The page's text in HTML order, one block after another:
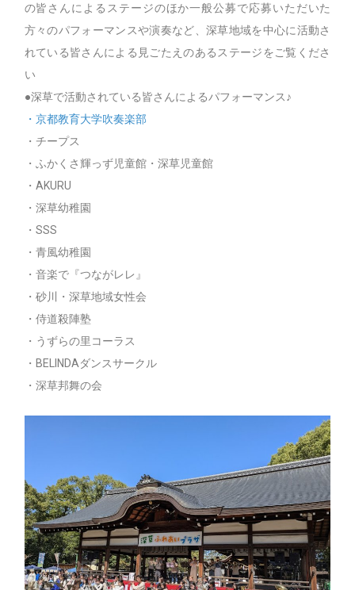
の皆さんによるステージのほか一般公募で応募いただいた
方々のパフォーマンスや演奏など、深草地域を中心に活動さ
れている皆さんによる見ごたえのあるステージをご覧くださ
い
●深草で活動されている皆さんによるパフォーマンス♪
・京都教育大学吹奏楽部
・チープス
・ふかくさ輝っず児童館・深草児童館
・AKURU
・深草幼稚園
・SSS
・青風幼稚園
・音楽で『つながレレ』
・砂川・深草地域女性会
・侍道殺陣塾
・うずらの里コーラス
・BELINDAダンスサークル
・深草邦舞の会